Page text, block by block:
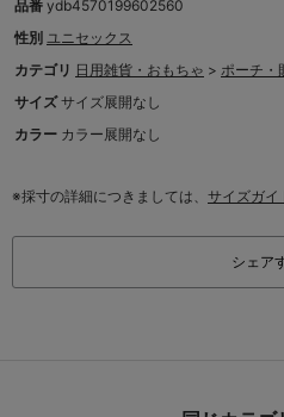
品番 ydb4570199602560
性別 ユニセックス
カテゴリ 日用雑貨・おもちゃ > ポーチ・
サイズ サイズ展開なし
カラー カラー展開なし
※採寸の詳細につきましては、 サイズガイ
シェア